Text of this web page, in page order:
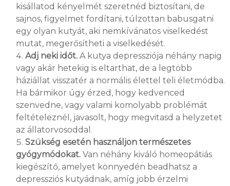
kisállatod kényelmét szeretnéd biztosítani, de
sajnos, figyelmet fordítani, túlzottan babusgatni
egy olyan kutyát, aki nemkívánatos viselkedést
mutat, megerősítheti a viselkedését.
Adj neki időt. A kutya depressziója néhány napig
vagy akár hetekig is eltarthat, de a legtöbb
háziállat visszatér a normális élettel teli életmódba.
Ha bármikor úgy érzed, hogy kedvenced
szenvedne, vagy valami komolyabb problémát
feltételeznél, javasolt, hogy megvitasd a helyzetet
az állatorvosoddal.
Szükség esetén használjon természetes
gyógymódokat. Van néhány kiváló homeopátiás
kiegészítő, amelyet könnyedén beadhatsz a
depressziós kutyádnak, amíg jobb érzelmi